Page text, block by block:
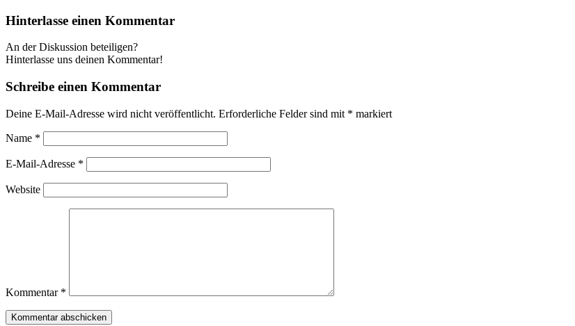
Hinterlasse einen Kommentar
An der Diskussion beteiligen?
Hinterlasse uns deinen Kommentar!
Schreibe einen Kommentar
Deine E-Mail-Adresse wird nicht veröffentlicht. Erforderliche Felder sind mit * markiert
Name *
E-Mail-Adresse *
Website
Kommentar *